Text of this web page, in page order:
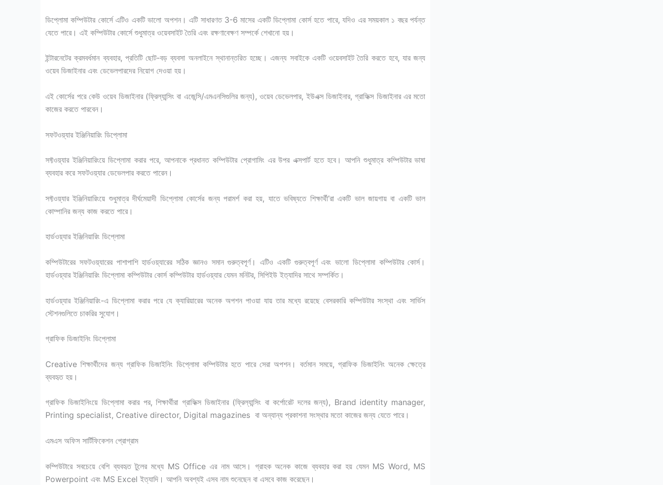
ডিপ্লোমা কম্পিউটার কোর্সে এটিও একটি ভালো অপশন। এটি সাধারণত 3-6 মাসের একটি ডিপ্লোমা কোর্স হতে পারে, যদিও এর সময়কাল ১ বছর পর্যন্ত
যেতে পারে। এই কম্পিউটার কোর্সে শুধুমাত্র ওয়েবসাইট তৈরি এবং রক্ষণাবেক্ষণ সম্পর্কে শেখানো হয়।
ইন্টারনেটের ক্রমবর্ধমান ব্যবহার, প্রতিটি ছোট-বড় ব্যবসা অনলাইনে স্থানান্তরিত হচ্ছে। এজন্য সবাইকে একটি ওয়েবসাইট তৈরি করতে হবে, যার জন্য
ওয়েব ডিজাইনার এবং ডেভেলপারদের নিয়োগ দেওয়া হয়।
এই কোর্সের পরে কেউ ওয়েব ডিজাইনার (ফ্রিল্যান্সিং বা এজেন্সি/এমএনসিগুলির জন্য), ওয়েব ডেভেলপার, ইউএক্স ডিজাইনার, গ্রাফিক্স ডিজাইনার এর মতো
কাজের করতে পারবেন।
সফটওয়্যার ইঞ্জিনিয়ারিং ডিপ্লোমা
সফ্টওয়্যার ইঞ্জিনিয়ারিংয়ে ডিপ্লোমা করার পরে, আপনাকে প্রধানত কম্পিউটার প্রোগামিং এর উপর এক্সপার্ট হতে হবে। আপনি শুধুমাত্র কম্পিউটার ভাষা
ব্যবহার করে সফটওয়্যার ডেভেলপার করতে পারেন।
সফ্টওয়্যার ইঞ্জিনিয়ারিংয়ে শুধুমাত্র দীর্ঘমেয়াদী ডিপ্লোমা কোর্সের জন্য পরামর্শ করা হয়, যাতে ভবিষ্যতে শিক্ষার্থী’রা একটি ভাল জায়গায় বা একটি ভাল
কোম্পানির জন্য কাজ করতে পারে।
হার্ডওয়্যার ইঞ্জিনিয়ারিং ডিপ্লোমা
কম্পিউটারের সফটওয়্যারের পাশাপাশি হার্ডওয়্যারের সঠিক জ্ঞানও সমান গুরুত্বপূর্ণ। এটিও একটি গুরুত্বপূর্ণ এবং ভালো ডিপ্লোমা কম্পিউটার কোর্স।
হার্ডওয়্যার ইঞ্জিনিয়ারিং ডিপ্লোমা কম্পিউটার কোর্স কম্পিউটার হার্ডওয়্যার যেমন মনিটর, সিপিইউ ইত্যাদির সাথে সম্পর্কিত।
হার্ডওয়্যার ইঞ্জিনিয়ারিং-এ ডিপ্লোমা করার পরে যে ক্যারিয়ারের অনেক অপশন পাওয়া যায় তার মধ্যে রয়েছে বেসরকারি কম্পিউটার সংস্থা এবং সার্ভিস
স্টেশনগুলিতে চাকরির সুযোগ।
গ্রাফিক ডিজাইনিং ডিপ্লোমা
Creative শিক্ষার্থীদের জন্য গ্রাফিক ডিজাইনিং ডিপ্লোমা কম্পিউটার হতে পারে সেরা অপশন। বর্তমান সময়ে, গ্রাফিক ডিজাইনিং অনেক ক্ষেত্রে
ব্যবহৃত হয়।
গ্রাফিক ডিজাইনিংয়ে ডিপ্লোমা করার পর, শিক্ষার্থীরা গ্রাফিক্স ডিজাইনার (ফ্রিল্যান্সিং বা কর্পোরেট দলের জন্য), Brand identity manager,
Printing specialist, Creative director, Digital magazines বা অন্যান্য প্রকাশনা সংস্থার মতো কাজের জন্য যেতে পারে।
এমএস অফিস সার্টিফিকেশন প্রোগ্রাম
কম্পিউটারে সবচেয়ে বেশি ব্যবহৃত টুলের মধ্যে MS Office এর নাম আসে। গ্রাহক অনেক কাজে ব্যবহার করা হয় যেমন MS Word, MS
Powerpoint এবং MS Excel ইত্যাদি। আপনি অবশ্যই এসব নাম শুনেছেন বা এসবে কাজ করেছেন।